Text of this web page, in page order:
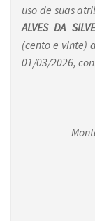
uso de suas
ALVES DA
(cento e vinte)
01/03/2026,